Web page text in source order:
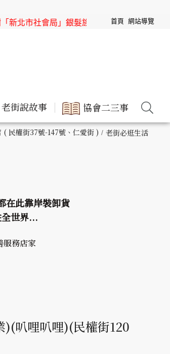
局」銀髮族節目「高年級超進化」來「三峽老
首頁 網站導覽
老街說故事 協會二三事
( 民權街37號-147號、仁愛街 ) 老街必逛生活
在此靠岸裝卸貨
世界...
服務店家
叭哩叭哩)(民權街120